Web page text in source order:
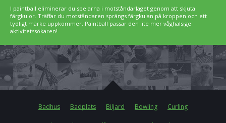
I paintball eliminerar du spelarna i motståndarlaget genom att skjuta
färgkulor. Träffar du motståndaren sprängs färgkulan på kroppen och ett
tydligt märke uppkommer. Paintball passar den lite mer våghalsige
aktivitetssökaren!
Badhus Badplats Biljard Bowling Curling